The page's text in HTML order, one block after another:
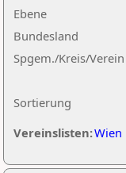
Ebene
Sortierung
Bundesland
Spgem./Kreis/Verein
Vereinslisten:Wien